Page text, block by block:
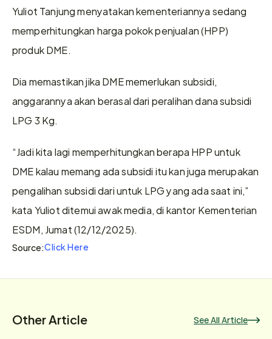
Yuliot Tanjung menyatakan kementeriannya sedang
memperhitungkan harga pokok penjualan (HPP)
produk DME.
Dia memastikan jika DME memerlukan subsidi,
anggarannya akan berasal dari peralihan dana subsidi
LPG 3 Kg.
“Jadi kita lagi memperhitungkan berapa HPP untuk
DME kalau memang ada subsidi itu kan juga merupakan
pengalihan subsidi dari untuk LPG yang ada saat ini,”
kata Yuliot ditemui awak media, di kantor Kementerian
ESDM, Jumat (12/12/2025).
Source:Click Here
Other Article See All Article